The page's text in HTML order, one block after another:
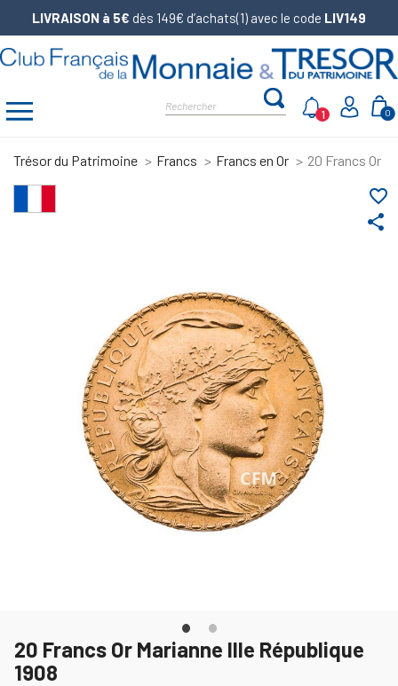
LIVRAISON à 5€ dès 149€ d’achats(1) avec le code LIV149
0
1
Trésor du Patrimoine Francs Francs en Or 20 Francs Or
share
favorite_border
20 Francs Or Marianne IIIe République
1908